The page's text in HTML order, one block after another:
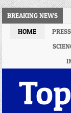
BREAKING NEWS
HOME